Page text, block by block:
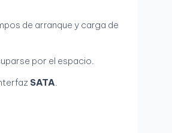
de arranque y carga de
por el espacio.
SATA.